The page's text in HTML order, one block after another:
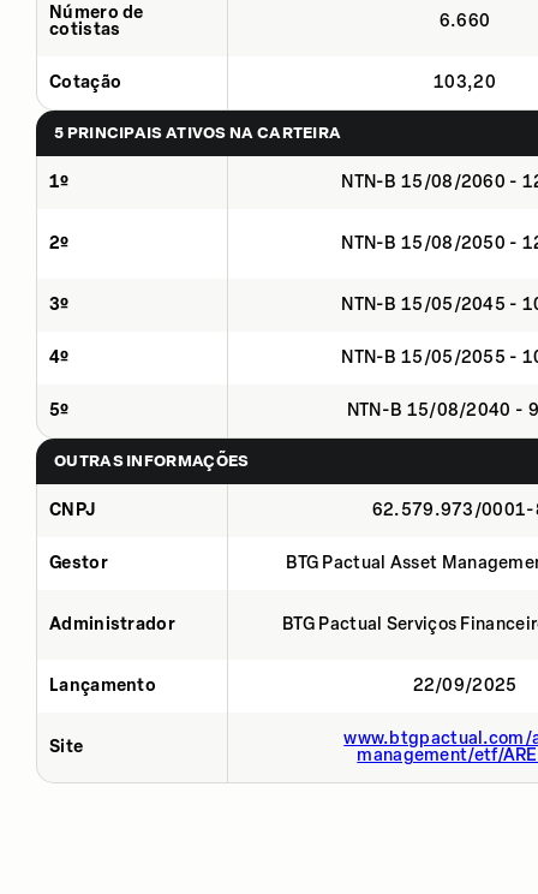
Número de
cotistas
6.660
Cotação 103,20
5 PRINCIPAIS ATIVOS NA CARTEIRA
1º NTN-B 15/08/2060 -
2º NTN-B 15/08/2050 -
3º NTN-B 15/05/2045 -
4º NTN-B 15/05/2055 -
5º NTN-B 15/08/2040 -
OUTRAS INFORMAÇÕES
CNPJ 62.579.973/0001-
Gestor BTG Pactual Asset
Administrador BTG Pactual Serviços
Lançamento 22/09/2025
Site
www.btgpactual.com/
management/etf/